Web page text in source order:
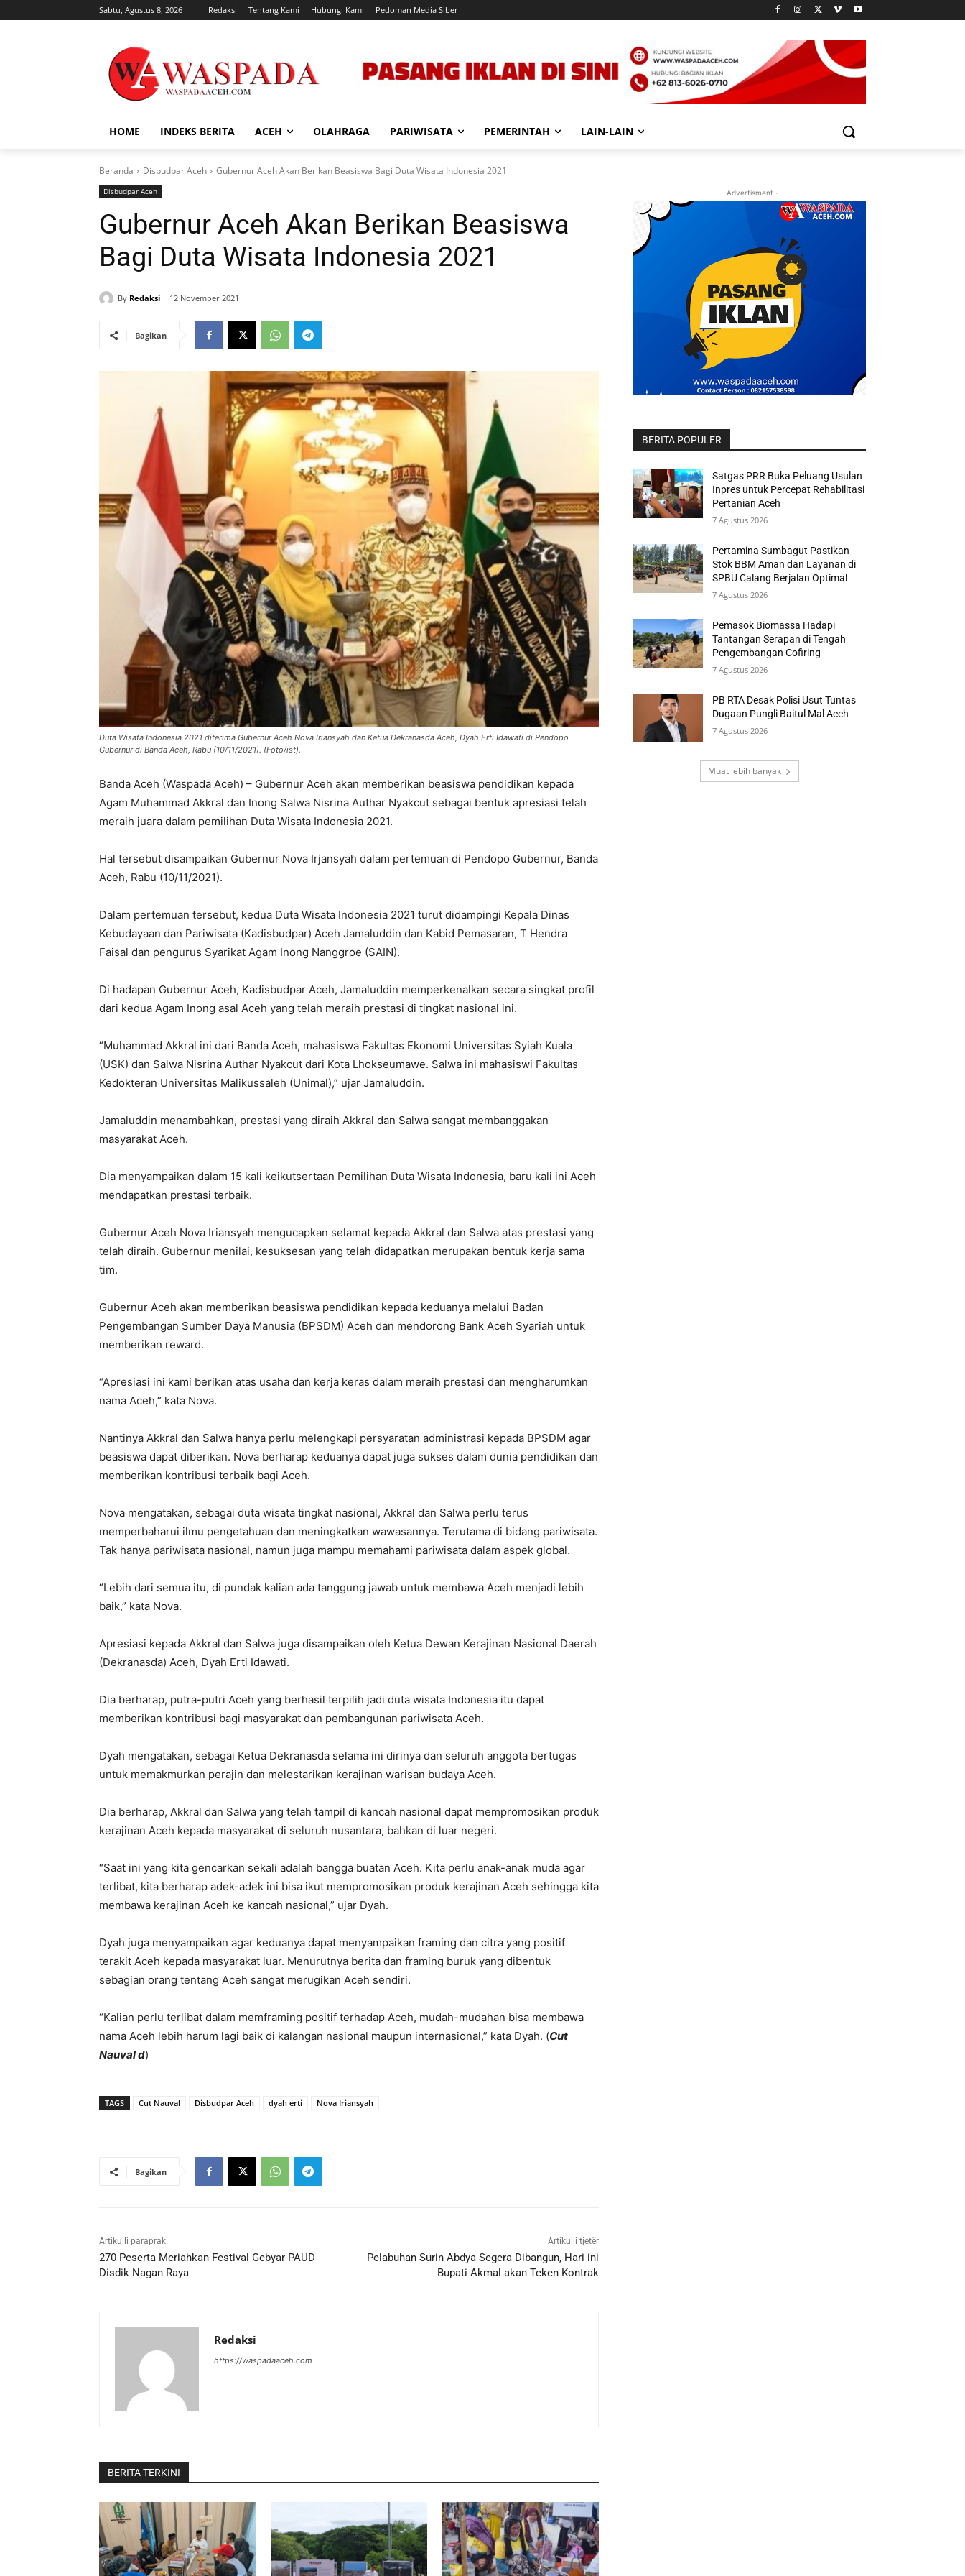
Sabtu, Agustus 8, 2026 Redaksi Tentang Kami Hubungi Kami Pedoman Media Siber
HOME INDEKS BERITA ACEH OLAHRAGA PARIWISATA PEMERINTAH LAIN-LAIN
Beranda Disbudpar Aceh Gubernur Aceh Akan Berikan Beasiswa Bagi Duta Wisata Indonesia 2021
Disbudpar Aceh
Gubernur Aceh Akan Berikan Beasiswa
Bagi Duta Wisata Indonesia 2021
By Redaksi 12 November 2021
Bagikan
Duta Wisata Indonesia 2021 diterima Gubernur Aceh Nova Iriansyah dan Ketua Dekranasda Aceh, Dyah Erti Idawati di Pendopo
Gubernur di Banda Aceh, Rabu (10/11/2021). (Foto/ist).
Banda Aceh (Waspada Aceh) – Gubernur Aceh akan memberikan beasiswa pendidikan kepada
Agam Muhammad Akkral dan Inong Salwa Nisrina Authar Nyakcut sebagai bentuk apresiasi telah
meraih juara dalam pemilihan Duta Wisata Indonesia 2021.
Hal tersebut disampaikan Gubernur Nova Irjansyah dalam pertemuan di Pendopo Gubernur, Banda
Aceh, Rabu (10/11/2021).
Dalam pertemuan tersebut, kedua Duta Wisata Indonesia 2021 turut didampingi Kepala Dinas
Kebudayaan dan Pariwisata (Kadisbudpar) Aceh Jamaluddin dan Kabid Pemasaran, T Hendra
Faisal dan pengurus Syarikat Agam Inong Nanggroe (SAIN).
Di hadapan Gubernur Aceh, Kadisbudpar Aceh, Jamaluddin memperkenalkan secara singkat profil
dari kedua Agam Inong asal Aceh yang telah meraih prestasi di tingkat nasional ini.
“Muhammad Akkral ini dari Banda Aceh, mahasiswa Fakultas Ekonomi Universitas Syiah Kuala
(USK) dan Salwa Nisrina Authar Nyakcut dari Kota Lhokseumawe. Salwa ini mahasiswi Fakultas
Kedokteran Universitas Malikussaleh (Unimal),” ujar Jamaluddin.
Jamaluddin menambahkan, prestasi yang diraih Akkral dan Salwa sangat membanggakan
masyarakat Aceh.
Dia menyampaikan dalam 15 kali keikutsertaan Pemilihan Duta Wisata Indonesia, baru kali ini Aceh
mendapatkan prestasi terbaik.
Gubernur Aceh Nova Iriansyah mengucapkan selamat kepada Akkral dan Salwa atas prestasi yang
telah diraih. Gubernur menilai, kesuksesan yang telah didapatkan merupakan bentuk kerja sama
tim.
Gubernur Aceh akan memberikan beasiswa pendidikan kepada keduanya melalui Badan
Pengembangan Sumber Daya Manusia (BPSDM) Aceh dan mendorong Bank Aceh Syariah untuk
memberikan reward.
“Apresiasi ini kami berikan atas usaha dan kerja keras dalam meraih prestasi dan mengharumkan
nama Aceh,” kata Nova.
Nantinya Akkral dan Salwa hanya perlu melengkapi persyaratan administrasi kepada BPSDM agar
beasiswa dapat diberikan. Nova berharap keduanya dapat juga sukses dalam dunia pendidikan dan
memberikan kontribusi terbaik bagi Aceh.
Nova mengatakan, sebagai duta wisata tingkat nasional, Akkral dan Salwa perlu terus
memperbaharui ilmu pengetahuan dan meningkatkan wawasannya. Terutama di bidang pariwisata.
Tak hanya pariwisata nasional, namun juga mampu memahami pariwisata dalam aspek global.
“Lebih dari semua itu, di pundak kalian ada tanggung jawab untuk membawa Aceh menjadi lebih
baik,” kata Nova.
Apresiasi kepada Akkral dan Salwa juga disampaikan oleh Ketua Dewan Kerajinan Nasional Daerah
(Dekranasda) Aceh, Dyah Erti Idawati.
Dia berharap, putra-putri Aceh yang berhasil terpilih jadi duta wisata Indonesia itu dapat
memberikan kontribusi bagi masyarakat dan pembangunan pariwisata Aceh.
Dyah mengatakan, sebagai Ketua Dekranasda selama ini dirinya dan seluruh anggota bertugas
untuk memakmurkan perajin dan melestarikan kerajinan warisan budaya Aceh.
Dia berharap, Akkral dan Salwa yang telah tampil di kancah nasional dapat mempromosikan produk
kerajinan Aceh kepada masyarakat di seluruh nusantara, bahkan di luar negeri.
“Saat ini yang kita gencarkan sekali adalah bangga buatan Aceh. Kita perlu anak-anak muda agar
terlibat, kita berharap adek-adek ini bisa ikut mempromosikan produk kerajinan Aceh sehingga kita
membawa kerajinan Aceh ke kancah nasional,” ujar Dyah.
Dyah juga menyampaikan agar keduanya dapat menyampaikan framing dan citra yang positif
terakit Aceh kepada masyarakat luar. Menurutnya berita dan framing buruk yang dibentuk
sebagian orang tentang Aceh sangat merugikan Aceh sendiri.
“Kalian perlu terlibat dalam memframing positif terhadap Aceh, mudah-mudahan bisa membawa
nama Aceh lebih harum lagi baik di kalangan nasional maupun internasional,” kata Dyah. (Cut
Nauval d)
TAGS Cut Nauval Disbudpar Aceh dyah erti Nova Iriansyah
Bagikan
Artikulli paraprak
270 Peserta Meriahkan Festival Gebyar PAUD
Disdik Nagan Raya
Artikulli tjetër
Pelabuhan Surin Abdya Segera Dibangun, Hari ini
Bupati Akmal akan Teken Kontrak
Redaksi
https://waspadaaceh.com
BERITA TERKINI
- Advertisment -
BERITA POPULER
Satgas PRR Buka Peluang Usulan
Inpres untuk Percepat Rehabilitasi
Pertanian Aceh
7 Agustus 2026
Pertamina Sumbagut Pastikan
Stok BBM Aman dan Layanan di
SPBU Calang Berjalan Optimal
7 Agustus 2026
Pemasok Biomassa Hadapi
Tantangan Serapan di Tengah
Pengembangan Cofiring
7 Agustus 2026
PB RTA Desak Polisi Usut Tuntas
Dugaan Pungli Baitul Mal Aceh
7 Agustus 2026
Muat lebih banyak